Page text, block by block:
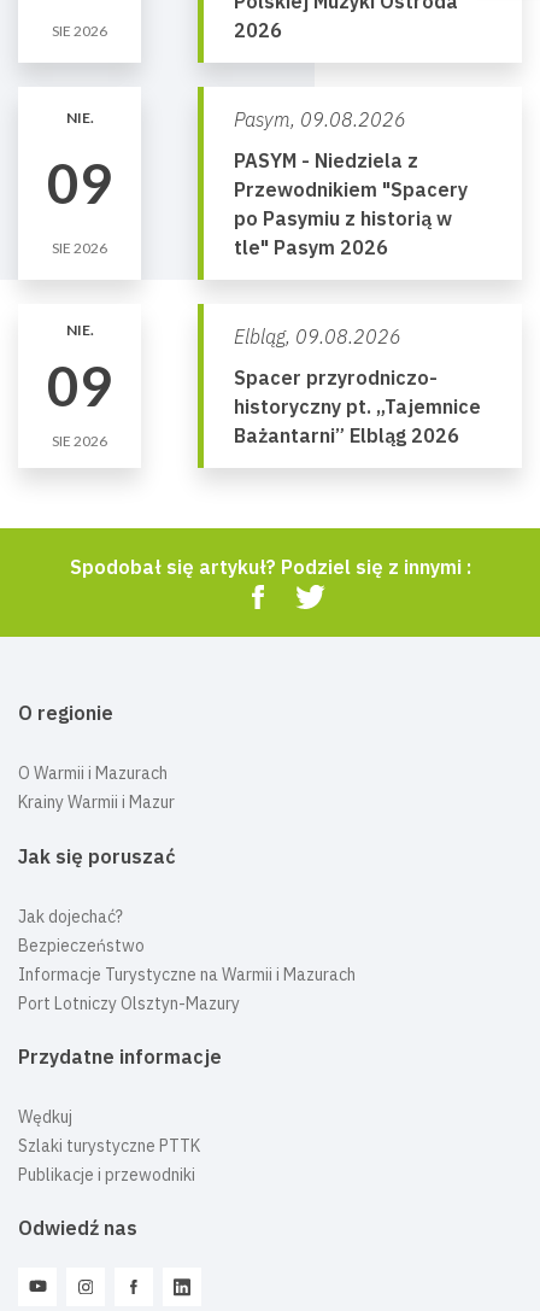
SIE 2026
2026
NIE.
09
SIE 2026
Pasym, 09.08.2026
PASYM - Niedziela z
Przewodnikiem "Spacery
po Pasymiu z historią w
tle" Pasym 2026
NIE.
09
SIE 2026
Elbląg, 09.08.2026
Spacer przyrodniczo-
historyczny pt. „Tajemnice
Bażantarni” Elbląg 2026
Spodobał się artykuł? Podziel się z innymi :
O regionie
O Warmii i Mazurach
Krainy Warmii i Mazur
Jak się poruszać
Jak dojechać?
Bezpieczeństwo
Informacje Turystyczne na Warmii i Mazurach
Port Lotniczy Olsztyn-Mazury
Przydatne informacje
Wędkuj
Szlaki turystyczne PTTK
Publikacje i przewodniki
Odwiedź nas